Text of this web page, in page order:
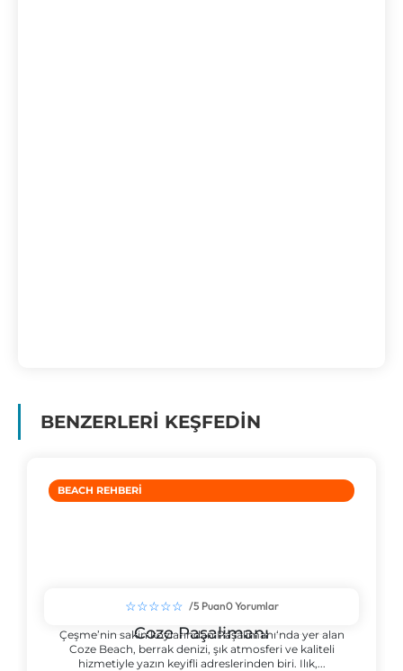
BENZERLERİ KEŞFEDİN
BEACH REHBERI
☆☆☆☆☆ /5 Puan0 Yorumlar
Coze Paşalimanı
Çeşme’nin sakin koylarından Paşalimanı‘nda yer alan
Coze Beach, berrak denizi, şık atmosferi ve kaliteli
hizmetiyle yazın keyifli adreslerinden biri. Ilık,...